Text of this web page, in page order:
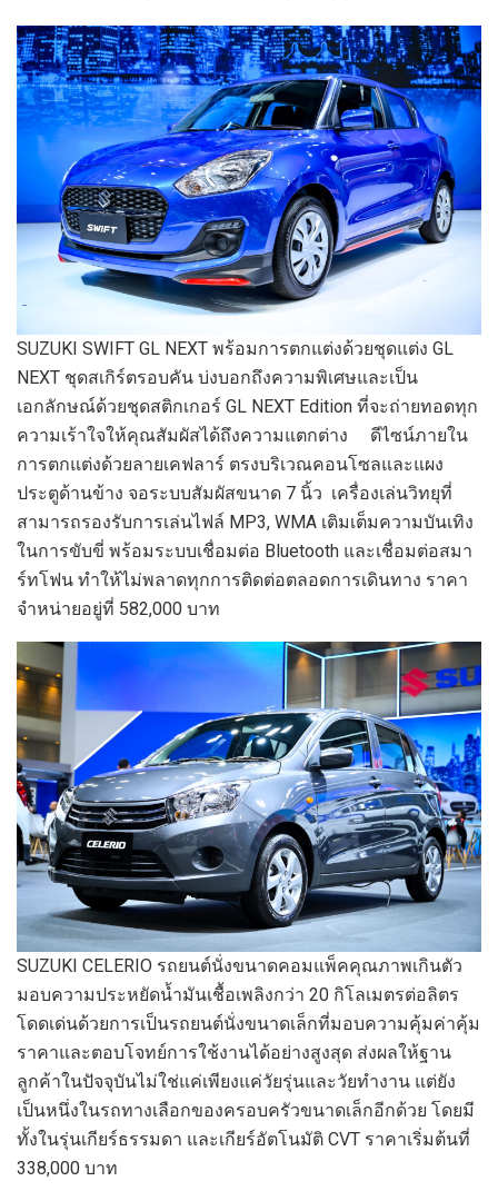
SUZUKI SWIFT GL NEXT พร้อมการตกแต่งด้วยชุดแต่ง GL
NEXT ชุดสเกิร์ตรอบคัน บ่งบอกถึงความพิเศษและเป็น
เอกลักษณ์ด้วยชุดสติกเกอร์ GL NEXT Edition ที่จะถ่ายทอดทุก
ความเร้าใจให้คุณสัมผัสได้ถึงความแตกต่าง ดีไซน์ภายใน
การตกแต่งด้วยลายเคฟลาร์ ตรงบริเวณคอนโซลและแผง
ประตูด้านข้าง จอระบบสัมผัสขนาด 7 นิ้ว เครื่องเล่นวิทยุที่
สามารถรองรับการเล่นไฟล์ MP3, WMA เติมเต็มความบันเทิง
ในการขับขี่ พร้อมระบบเชื่อมต่อ Bluetooth และเชื่อมต่อสมา
ร์ทโฟน ทำให้ไม่พลาดทุกการติดต่อตลอดการเดินทาง ราคา
จำหน่ายอยู่ที่ 582,000 บาท
SUZUKI CELERIO รถยนต์นั่งขนาดคอมแพ็คคุณภาพเกินตัว
มอบความประหยัดน้ำมันเชื้อเพลิงกว่า 20 กิโลเมตรต่อลิตร
โดดเด่นด้วยการเป็นรถยนต์นั่งขนาดเล็กที่มอบความคุ้มค่าคุ้ม
ราคาและตอบโจทย์การใช้งานได้อย่างสูงสุด ส่งผลให้ฐาน
ลูกค้าในปัจจุบันไม่ใช่แค่เพียงแค่วัยรุ่นและวัยทำงาน แต่ยัง
เป็นหนึ่งในรถทางเลือกของครอบครัวขนาดเล็กอีกด้วย โดยมี
ทั้งในรุ่นเกียร์ธรรมดา และเกียร์อัตโนมัติ CVT ราคาเริ่มต้นที่
338,000 บาท